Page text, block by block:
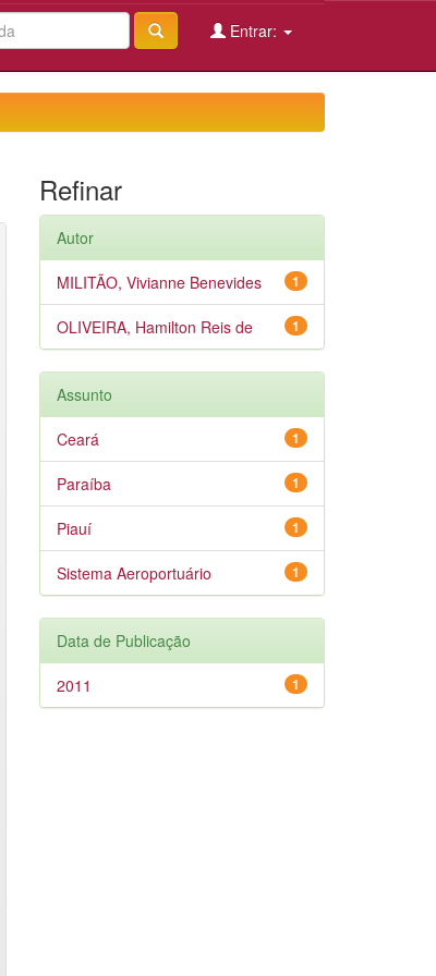
Entrar:
Refinar
Autor
1
MILITÃO, Vivianne Benevides
1
OLIVEIRA, Hamilton Reis de
Assunto
1
Ceará
1
Paraíba
1
Piauí
1
Sistema Aeroportuário
Data de Publicação
1
2011